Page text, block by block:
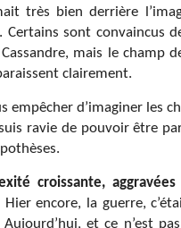
très bien derrière
sont convaincus
mais le champ
clairement.
d’imaginer les
ravie de pouvoir être
croissante,
Hier encore, la guerre,
et ce n’est